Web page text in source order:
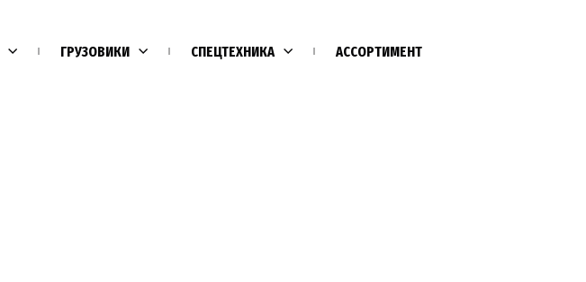
ГРУЗОВИКИ СПЕЦТЕХНИКА АССОРТИМЕНТ